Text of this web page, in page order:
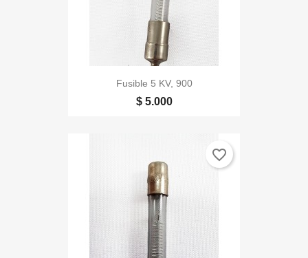
Fusible 5 KV, 900
$ 5.000
favorite_border